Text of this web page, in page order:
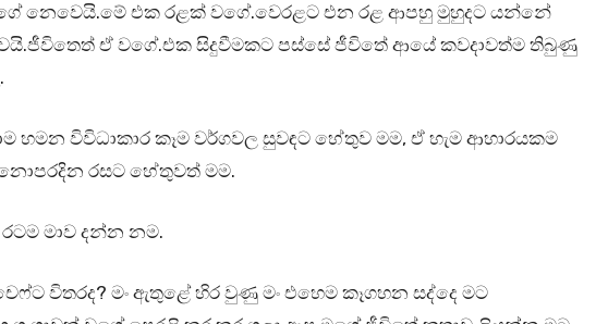
නෙවෙයි.මේ එක රළක් වගේ.වෙරළට එන රළ ආපහු මුහුදට යන්නේ
ඒ වගේ.එක සිදුවීමකට පස්සේ ජීවිතේ ආයේ කවදාවත්ම තිබුණු
හමන විවිධාකාර කෑම වර්ගවල සුවඳට හේතුව මම, ඒ හැම ආහාරයකම
රසට හේතුවත් මම.
රටම මාව දන්න නම.
විතරද? මං ඇතුළේ හිර වුණු මං එහෙම කෑගහන සද්දෙ මට